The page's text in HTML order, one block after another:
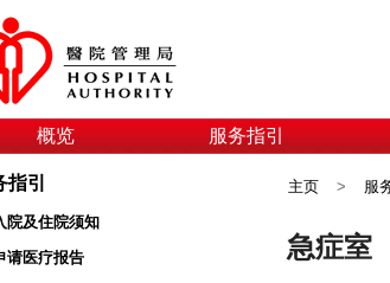
概览 服务指引
指引
院及住院须知
请医疗报告
主页 > 服